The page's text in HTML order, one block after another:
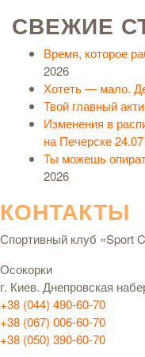
СВЕЖИЕ
Время, которое
2026
Хотеть — мало.
Твой главный
Изменения в
на Печерске 24.07
Ты можешь
2026
КОНТАКТЫ
Спортивный клуб «Sport
Осокорки
г. Киев. Днепровская
+38 (044) 490-60-70
+38 (067) 006-60-70
+38 (050) 390-60-70